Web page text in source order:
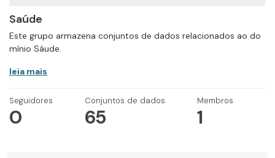
Saúde
Este grupo armazena conjuntos de dados relacionados ao do
mínio Sáude.
leia mais
Seguidores
0
Conjuntos de dados
65
Membros
1